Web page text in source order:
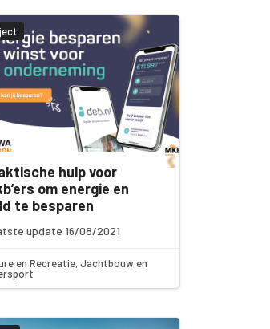
hulp voor
om energie en
te besparen
update 16/08/2021
en Recreatie, Jachtbouw en